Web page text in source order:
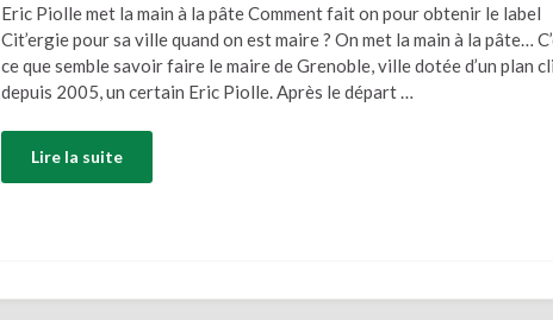
Eric Piolle met la main à la pâte Comment fait on pour obtenir le label
Cit’ergie pour sa ville quand on est maire ? On met la main à la pâte…
ce que semble savoir faire le maire de Grenoble, ville dotée d’un plan
depuis 2005, un certain Eric Piolle. Après le départ …
Lire la suite